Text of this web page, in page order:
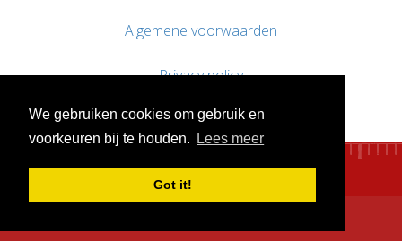
We gebruiken cookies om gebruik en
voorkeuren bij te houden.
Lees meer
Got it!
Algemene voorwaarden
Privacy policy
Contact / Support